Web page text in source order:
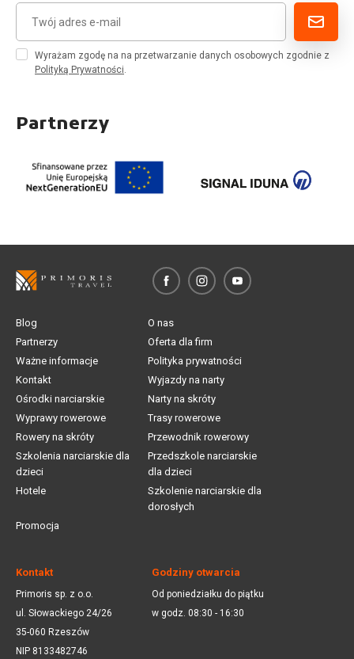
Wyrażam zgodę na na przetwarzanie danych osobowych zgodnie z
Polityką Prywatności.
Partnerzy
Blog
O nas
Partnerzy
Oferta dla firm
Ważne informacje
Polityka prywatności
Kontakt
Wyjazdy na narty
Ośrodki narciarskie
Narty na skróty
Wyprawy rowerowe
Trasy rowerowe
Rowery na skróty
Przewodnik rowerowy
Szkolenia narciarskie dla
dzieci
Przedszkole narciarskie
dla dzieci
Hotele
Szkolenie narciarskie dla
dorosłych
Promocja
Kontakt
Primoris sp. z o.o.
ul. Słowackiego 24/26
35-060 Rzeszów
NIP 8133482746
Godziny otwarcia
Od poniedziałku do piątku
w godz. 08:30 - 16:30